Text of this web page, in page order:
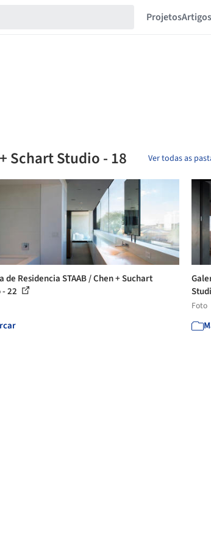
ProjetosArtigos
Schart Studio - 18 Ver todas as
de Residencia STAAB / Chen + Suchart
22
Foto